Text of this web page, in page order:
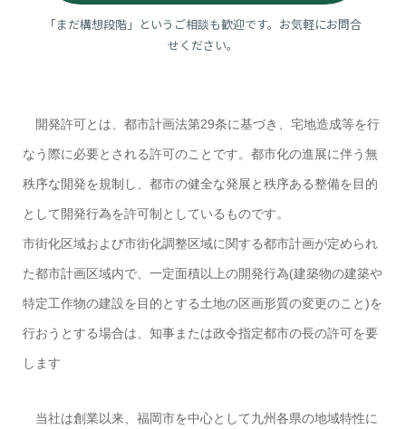
「まだ構想段階」というご相談も歓迎です。お気軽にお問合
せください。
開発許可とは、都市計画法第29条に基づき、宅地造成等を行
なう際に必要とされる許可のことです。都市化の進展に伴う無
秩序な開発を規制し、都市の健全な発展と秩序ある整備を目的
として開発行為を許可制としているものです。
市街化区域および市街化調整区域に関する都市計画が定められ
た都市計画区域内で、一定面積以上の開発行為(建築物の建築や
特定工作物の建設を目的とする土地の区画形質の変更のこと)を
行おうとする場合は、知事または政令指定都市の長の許可を要
します
当社は創業以来、福岡市を中心として九州各県の地域特性に